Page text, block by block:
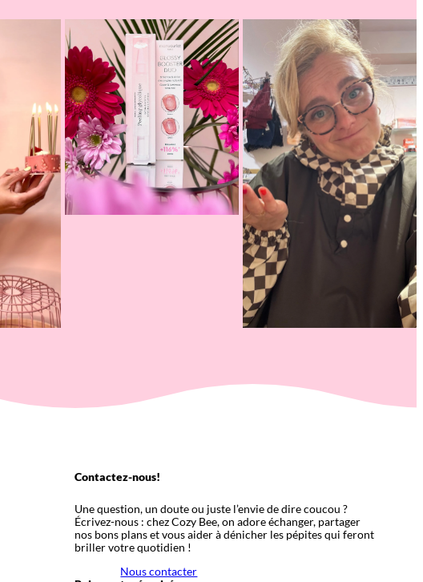
Contactez-nous!
Une question, un doute ou juste l’envie de dire coucou ?
Écrivez-nous : chez Cozy Bee, on adore échanger, partager
nos bons plans et vous aider à dénicher les pépites qui feront
briller votre quotidien !
Nous contacter